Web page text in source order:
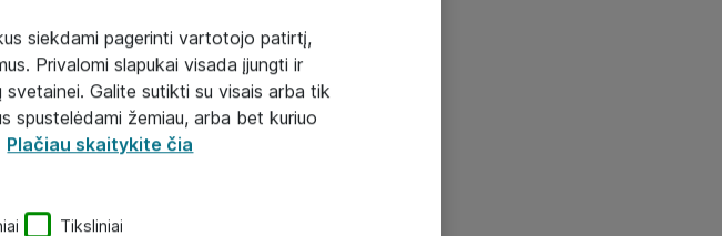
siekdami pagerinti vartotojo patirtį,
Privalomi slapukai visada įjungti ir
svetainei. Galite sutikti su visais arba tik
spustelėdami žemiau, arba bet kuriuo
Plačiau skaitykite čia
Tiksliniai